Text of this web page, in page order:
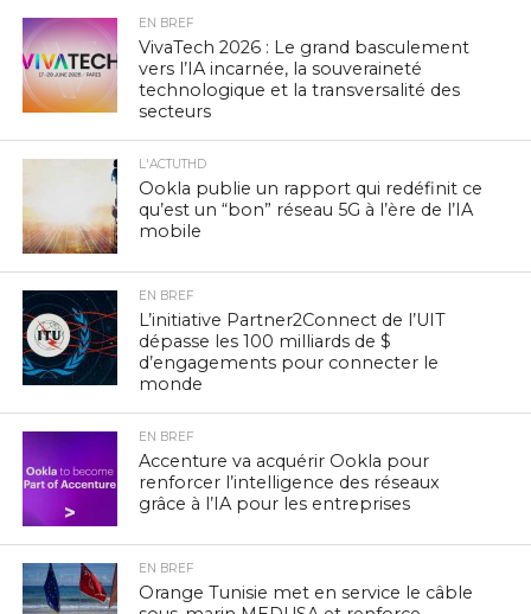
EN BREF
VivaTech 2026 : Le grand basculement
vers l’IA incarnée, la souveraineté
technologique et la transversalité des
secteurs
L'ACTUTHD
Ookla publie un rapport qui redéfinit ce
qu’est un “bon” réseau 5G à l’ère de l’IA
mobile
EN BREF
L’initiative Partner2Connect de l’UIT
dépasse les 100 milliards de $
d’engagements pour connecter le
monde
EN BREF
Accenture va acquérir Ookla pour
renforcer l’intelligence des réseaux
grâce à l’IA pour les entreprises
EN BREF
Orange Tunisie met en service le câble